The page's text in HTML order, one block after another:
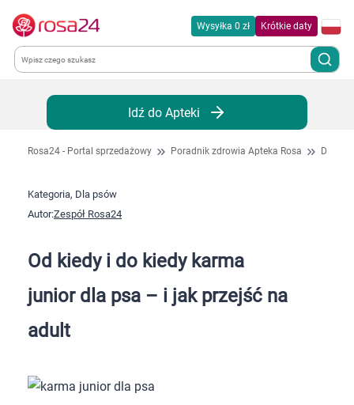
Wysyłka 0 zł Krótkie daty
Kategorie
Chemia gospodarcza
Dla zwierząt
Idź do Apteki
Rosa24 - Portal sprzedażowy Poradnik zdrowia Apteka Rosa Dla
Kategoria, Dla psów
Autor:Zespół Rosa24
Od kiedy i do kiedy karma
junior dla psa – i jak przejść na
adult